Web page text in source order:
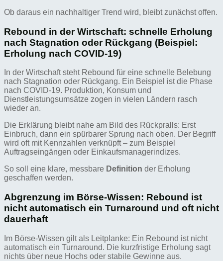
Ob daraus ein nachhaltiger Trend wird, bleibt zunächst offen.
Rebound in der Wirtschaft: schnelle Erholung
nach Stagnation oder Rückgang (Beispiel:
Erholung nach COVID-19)
In der Wirtschaft steht Rebound für eine schnelle Belebung
nach Stagnation oder Rückgang. Ein Beispiel ist die Phase
nach COVID-19. Produktion, Konsum und
Dienstleistungsumsätze zogen in vielen Ländern rasch
wieder an.
Die Erklärung bleibt nahe am Bild des Rückpralls: Erst
Einbruch, dann ein spürbarer Sprung nach oben. Der Begriff
wird oft mit Kennzahlen verknüpft – zum Beispiel
Auftragseingängen oder Einkaufsmanagerindizes.
So soll eine klare, messbare Definition der Erholung
geschaffen werden.
Abgrenzung im Börse-Wissen: Rebound ist
nicht automatisch ein Turnaround und oft nicht
dauerhaft
Im Börse-Wissen gilt als Leitplanke: Ein Rebound ist nicht
automatisch ein Turnaround. Die kurzfristige Erholung sagt
nichts über neue Hochs oder stabile Gewinne aus.